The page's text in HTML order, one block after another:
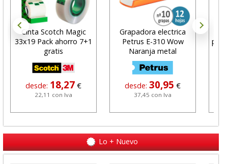
Cinta Scotch Magic
33x19 Pack ahorro 7+1
gratis
desde: 18,27 €
22,11 con Iva
Grapadora electrica
Petrus E-310 Wow
Naranja metal
desde:30,95 €
37,45 con Iva
Lo + Nuevo